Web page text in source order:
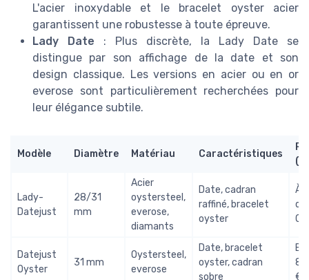
L'acier inoxydable et le bracelet oyster acier
garantissent une robustesse à toute épreuve.
Lady Date : Plus discrète, la Lady Date se
distingue par son affichage de la date et son
design classique. Les versions en acier ou en or
everose sont particulièrement recherchées pour
leur élégance subtile.
Modèle Diamètre Matériau Caractéristiques
Lady-
Datejust
28/31
mm
Acier
oystersteel,
everose,
diamants
Date, cadran
raffiné, bracelet
oyster
À
de
Datejust
Oyster
31 mm
Oystersteel,
everose
Date, bracelet
oyster, cadran
sobre
8
€